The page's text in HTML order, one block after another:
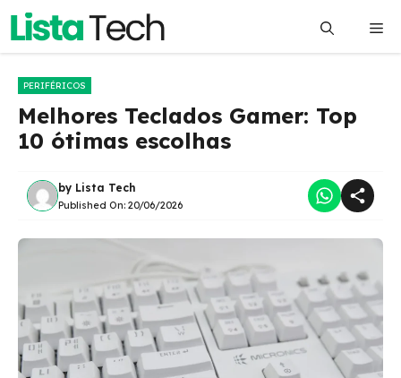
Pular
o
PERIFÉRICOS
Melhores Teclados Gamer: Top
10 ótimas escolhas
by Lista Tech
Published On: 20/06/2026